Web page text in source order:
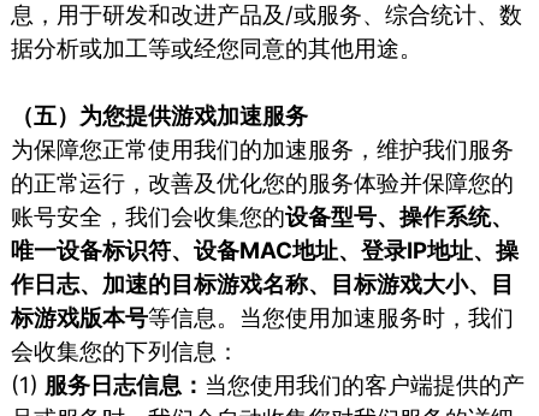
息，用于研发和改进产品及/或服务、综合统计、数
据分析或加工等或经您同意的其他用途。
（五）为您提供游戏加速服务
为保障您正常使用我们的加速服务，维护我们服务
的正常运行，改善及优化您的服务体验并保障您的
账号安全，我们会收集您的设备型号、操作系统、
唯一设备标识符、设备MAC地址、登录IP地址、操
作日志、加速的目标游戏名称、目标游戏大小、目
标游戏版本号等信息。当您使用加速服务时，我们
会收集您的下列信息：
(1) 服务日志信息： 当您使⽤我们的客户端提供的产